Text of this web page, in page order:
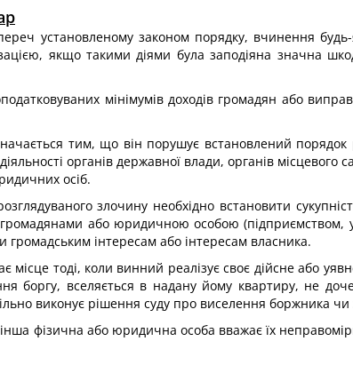
установленому законом порядку, вчинення
якщо такими діями була заподі­яна значна
мінімумів доходів гро­мадян або
тим, що він порушує встановле­ний
органів державної влади, органів
осіб.
злочину необхідно встано­вити
або юридичною особою (підпри­ємством,
інтересам або інтересам власника.
місце тоді, коли винний реалізує своє дій­сне або
боргу, вселяється в надану йому квартиру, не
виконує рішення суду про виселення боржника
фізична або юридична особа вважає їх